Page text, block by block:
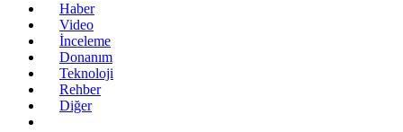
Haber
Video
İnceleme
Donanım
Teknoloji
Rehber
Diğer